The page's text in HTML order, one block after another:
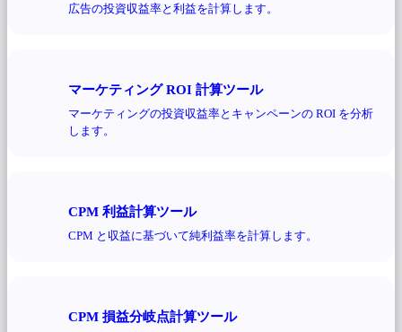
広告の投資収益率と利益を計算します。
マーケティング ROI 計算ツール
マーケティングの投資収益率とキャンペーンの ROI を分析
します。
CPM 利益計算ツール
CPM と収益に基づいて純利益率を計算します。
CPM 損益分岐点計算ツール